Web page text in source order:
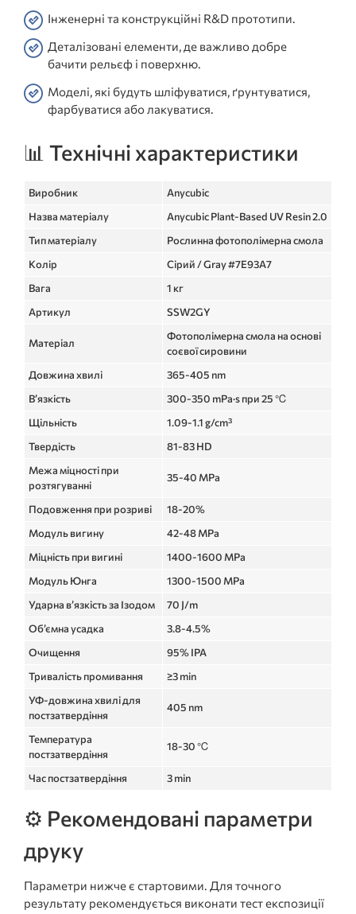
Інженерні та конструкційні R&D прототипи.
Деталізовані елементи, де важливо добре
бачити рельєф і поверхню.
Моделі, які будуть шліфуватися, ґрунтуватися,
фарбуватися або лакуватися.
📊 Технічні характеристики
Виробник
Anycubic
Назва матеріалу
Anycubic Plant-Based UV Resin 2.0
Тип матеріалу
Рослинна фотополімерна смола
Колір
Сірий / Gray #7E93A7
Вага
1 кг
Артикул
SSW2GY
Матеріал
Фотополімерна смола на основі
соєвої сировини
Довжина хвилі
365-405 nm
В’язкість
300-350 mPa·s при 25 ℃
Щільність
1.09-1.1 g/cm³
Твердість
81-83 HD
Межа міцності при
розтягуванні
35-40 MPa
Подовження при розриві
18-20%
Модуль вигину
42-48 MPa
Міцність при вигині
1400-1600 MPa
Модуль Юнга
1300-1500 MPa
Ударна в’язкість за Ізодом
70 J/m
Об’ємна усадка
3.8-4.5%
Очищення
95% IPA
Тривалість промивання
≥3 min
УФ-довжина хвилі для
постзатвердіння
405 nm
Температура
постзатвердіння
18-30 ℃
Час постзатвердіння 3 min
⚙️ Рекомендовані параметри
друку
Параметри нижче є стартовими. Для точного
результату рекомендується виконати тест експозиції